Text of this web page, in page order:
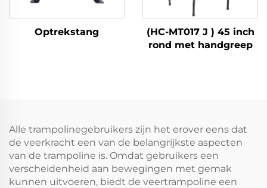
Optrekstang
(HC-MT017 J ) 45 inch
rond met handgreep
Alle trampolinegebruikers zijn het erover eens dat
de veerkracht een van de belangrijkste aspecten
van de trampoline is. Omdat gebruikers een
verscheidenheid aan bewegingen met gemak
kunnen uitvoeren, biedt de veertrampoline een